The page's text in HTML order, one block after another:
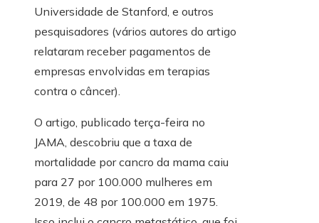
Universidade de Stanford, e outros
pesquisadores (vários autores do artigo
relataram receber pagamentos de
empresas envolvidas em terapias
contra o câncer).
O artigo, publicado terça-feira no
JAMA, descobriu que a taxa de
mortalidade por cancro da mama caiu
para 27 por 100.000 mulheres em
2019, de 48 por 100.000 em 1975.